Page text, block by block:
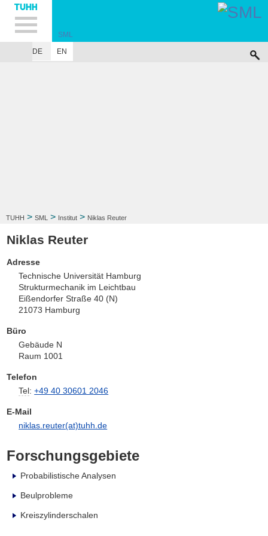
Hauptnavigation
Unternavigation
Inhalt
Suche
SML
DE
EN
TUHH > SML > Institut > Niklas Reuter
Niklas Reuter
Adresse
Technische Universität Hamburg
Strukturmechanik im Leichtbau
Eißendorfer Straße 40 (N)
21073 Hamburg
Büro
Gebäude N
Raum 1001
Telefon
Tel:+49 40 30601 2046
E-Mail
niklas.reuter(at)tuhh.de
Forschungsgebiete
Probabilistische Analysen
Beulprobleme
Kreiszylinderschalen